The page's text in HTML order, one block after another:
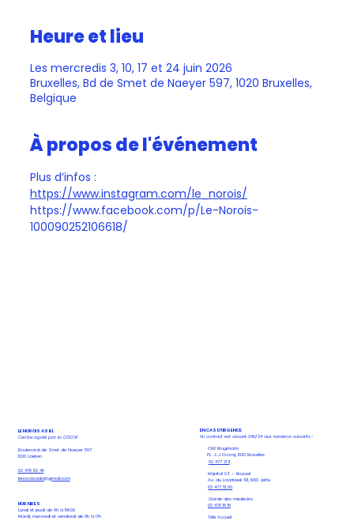
Heure et lieu
Les mercredis 3, 10, 17 et 24 juin 2026
Bruxelles, Bd de Smet de Naeyer 597, 1020 Bruxelles,
Belgique
À propos de l'événement
Plus d’infos :
https://www.instagram.com/le_norois/
https://www.facebook.com/p/Le-Norois-
100090252106618/
LE NOROIS ASBL
Centre agréé par la COCOF
Boulevard de Smet de Naeyer 597
1020 Laeken
02 478 82 40
lenoroisasbl@gmail.com
HORAIRES
Lundi et jeudi de 9h à 18h30
Mardi, mercredi et vendredi de 9h à 17h
EN CAS D'URGENCE
Un contact est assuré 24H/24 aux numéros suivants :
CHU Brugmann
PL. J-J Crocq, 1020 Bruxelles
02 477 21 11
Hôpital UZ – Brussel
Av. du Laarbeek 101, 1090 Jette
02 477 51 00
Garde des médecins
02 479 18 18
Télé Accueil